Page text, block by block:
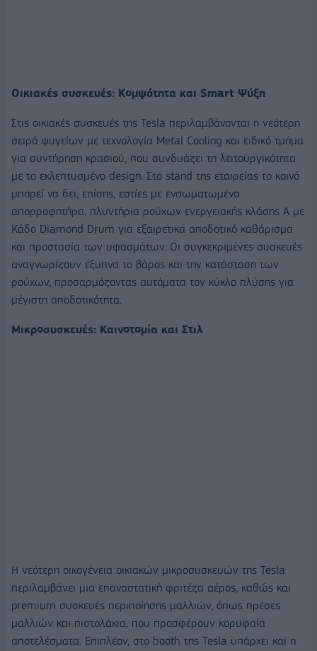
Οικιακές συσκευές: Κομψότητα και Smart Ψύξη
Στις οικιακές συσκευές της Tesla περιλαμβάνονται η νεότερη
σειρά ψυγείων με τεχνολογία Metal Cooling και ειδικό τμήμα
για συντήρηση κρασιού, που συνδυάζει τη λειτουργικότητα
με το εκλεπτυσμένο design. Στο stand της εταιρείας το κοινό
μπορεί να δει, επίσης, εστίες με ενσωματωμένο
απορροφητήρα, πλυντήρια ρούχων ενεργειακής κλάσης Α με
Κάδο Diamond Drum για εξαιρετικά αποδοτικό καθάρισμα
και προστασία των υφασμάτων. Οι συγκεκριμένες συσκευές
αναγνωρίζουν έξυπνα το βάρος και την κατάσταση των
ρούχων, προσαρμόζοντας αυτόματα τον κύκλο πλύσης για
μέγιστη αποδοτικότητα.
Μικροσυσκευές: Καινοτομία και Στιλ
Η νεότερη οικογένεια οικιακών μικροσυσκευών της Tesla
περιλαμβάνει μια επαναστατική φριτέζα αέρος, καθώς και
premium συσκευές περιποίησης μαλλιών, όπως πρέσες
μαλλιών και πιστολάκια, που προσφέρουν κορυφαία
αποτελέσματα. Επιπλέον, στο booth της Tesla υπάρχει και η